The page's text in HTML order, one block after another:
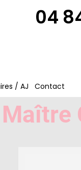
04
/ AJ Contact
Maître